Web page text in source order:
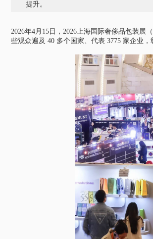
提升。
2026年4月15日，2026上海国际奢侈品包装展
些观众遍及 40 多个国家、代表 3775 家企业